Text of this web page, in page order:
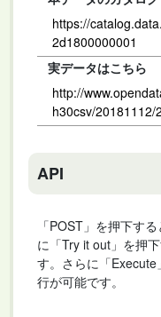
https://
2d1800000001
実データはこちら
http://
h30csv/
API
「POST」を押下す
に「Try it out」を押
す。さらに「
行が可能です。